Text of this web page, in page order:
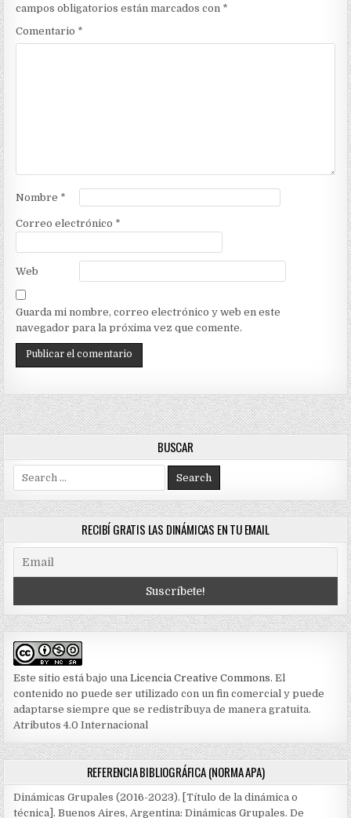
campos obligatorios están marcados con *
Comentario *
Nombre *
Correo electrónico *
Web
Guarda mi nombre, correo electrónico y web en este
navegador para la próxima vez que comente.
BUSCAR
for:
RECIBÍ GRATIS LAS DINÁMICAS EN TU EMAIL
Este sitio está bajo unaLicencia Creative Commons. El
contenido no puede ser utilizado con un fin comercial y puede
adaptarse siempre que se redistribuya de manera gratuita.
Atributos 4.0 Internacional
REFERENCIA BIBLIOGRÁFICA (NORMA APA)
Dinámicas Grupales (2016-2023). [Título de la dinámica o
técnica]. Buenos Aires, Argentina: Dinámicas Grupales. De